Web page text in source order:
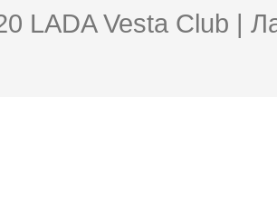
LADA Vesta Club |